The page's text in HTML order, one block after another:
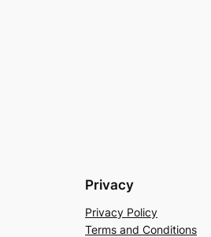
Privacy
Privacy Policy
Terms and Conditions